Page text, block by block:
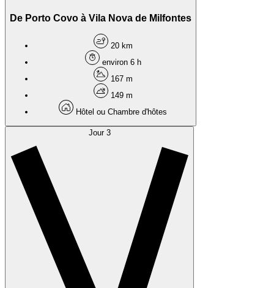
De Porto Covo à Vila Nova de Milfontes
20 km
environ 6 h
167 m
149 m
Hôtel ou Chambre d'hôtes
Jour 3